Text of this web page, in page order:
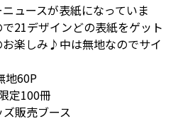
ュースが表紙になっていま
21デザインどの表紙をゲット
楽しみ♪中は無地なのでサイ
地60P
定100冊
ズ販売ブース